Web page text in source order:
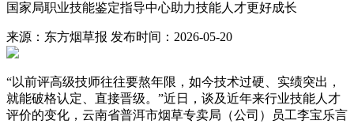
国家局职业技能鉴定指导中心助力技能人才更好成长
来源：东方烟草报 发布时间：2026-05-20
“以前评高级技师往往要熬年限，如今技术过硬、实绩突出，
就能破格认定、直接晋级。”近日，谈及近年来行业技能人才
评价的变化，云南省普洱市烟草专卖局（公司）员工李宝乐言